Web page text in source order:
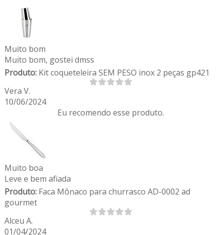
Muito bom
Muito bom, gostei dmss
Produto:Kit coqueteleira SEM PESO inox 2 peças gp421
Vera V.
10/06/2024
Eu recomendo esse produto.
Muito boa
Leve e bem afiada
Produto:Faca Mônaco para churrasco AD-0002 ad
gourmet
Alceu A.
01/04/2024